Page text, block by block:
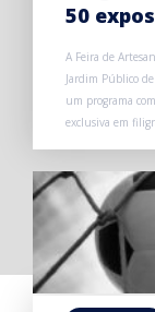
50
A Feira de
Jardim Público
um programa
exclusiva em